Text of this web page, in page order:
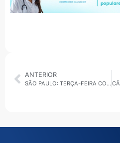
ANTERIOR
SÃO PAULO: TERÇA-FEIRA COM SOL, NUVENS E POSSIBILIDADE DE CHUVA PASSAGEIRA